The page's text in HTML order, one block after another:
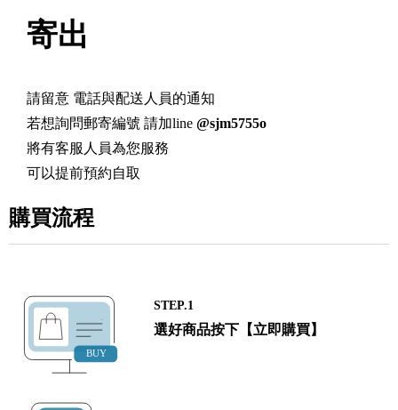
寄出
請留意 電話與配送人員的通知
若想詢問郵寄編號 請加line @sjm5755o
將有客服人員為您服務
可以提前預約自取
購買流程
STEP.1
選好商品按下【立即購買】